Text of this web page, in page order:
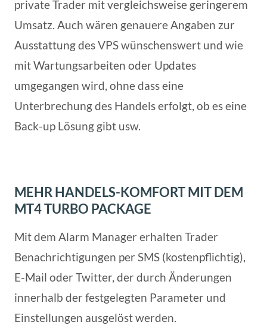
private Trader mit vergleichsweise geringerem
Umsatz. Auch wären genauere Angaben zur
Ausstattung des VPS wünschenswert und wie
mit Wartungsarbeiten oder Updates
umgegangen wird, ohne dass eine
Unterbrechung des Handels erfolgt, ob es eine
Back-up Lösung gibt usw.
MEHR HANDELS-KOMFORT MIT DEM
MT4 TURBO PACKAGE
Mit dem Alarm Manager erhalten Trader
Benachrichtigungen per SMS (kostenpflichtig),
E-Mail oder Twitter, der durch Änderungen
innerhalb der festgelegten Parameter und
Einstellungen ausgelöst werden.